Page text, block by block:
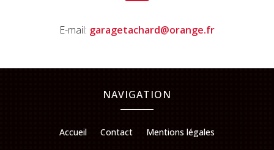
E-mail: garagetachard@orange.fr
NAVIGATION
Accueil Contact Mentions légales